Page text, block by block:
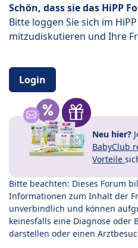
Schön, dass sie das HiPP
Bitte loggen Sie sich im
mitzudiskutieren und Ihre
Login
Neu hier?
BabyClub
Vorteile
Bitte beachten: Dieses Forum
Informationen zum Inhalt der
unverbindlich und können
keinesfalls eine Diagnose oder
darstellen oder einen